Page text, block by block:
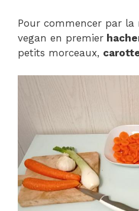
Pour commencer par la
vegan en premier
petits morceaux,